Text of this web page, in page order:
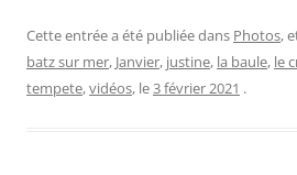
Cette entrée a été publiée dans Photos,
batz sur mer, Janvier, justine, la baule, le
tempete,vidéos, le3 février 2021 .